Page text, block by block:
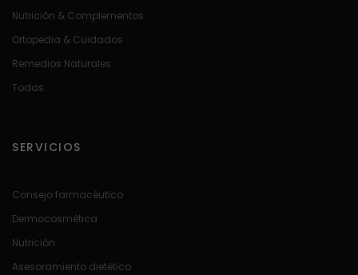
Nutrición & Complementos
Ortopedia & Cuidados
Remedios Naturales
Todas
SERVICIOS
Consejo farmacéutico
Dermocosmética
Nutrición
Asesoramiento dietético